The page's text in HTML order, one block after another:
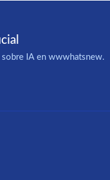
IA en wwwhatsnew.